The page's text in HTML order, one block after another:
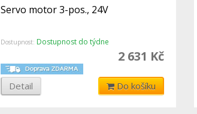
Servo motor 3-pos., 24V
Dostupnost: Dostupnost do týdne
2 631 Kč
Detail Do košíku